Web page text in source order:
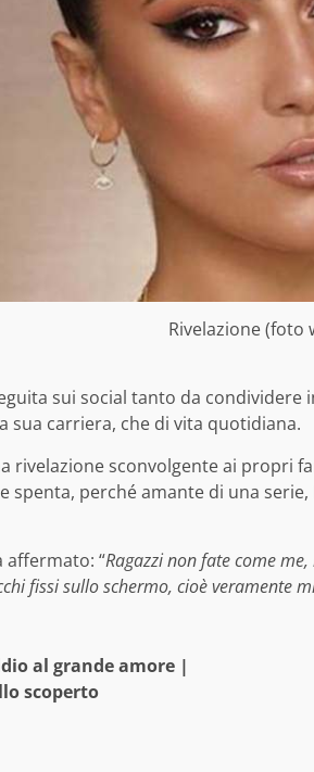
Rivelazione (foto
sui social tanto da condividere
sua carriera, che di vita quotidiana.
rivelazione sconvolgente ai propri
spenta, perché amante di una
affermato: “Ragazzi non fate come
fissi sullo schermo, cioè veramente
al grande amore |
scoperto